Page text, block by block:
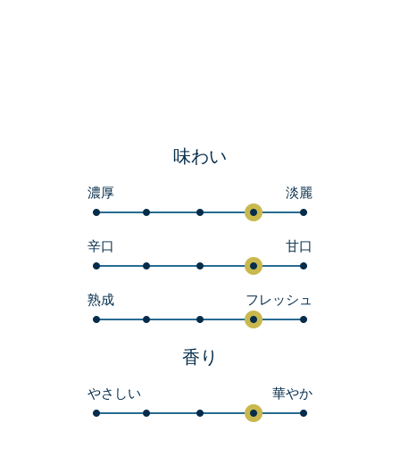
味わい
濃厚 淡麗
辛口 甘口
熟成 フレッシュ
香り
やさしい 華やか